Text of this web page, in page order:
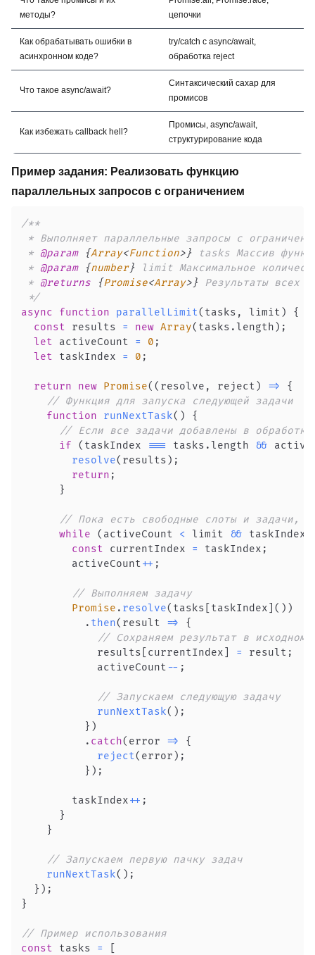
методы?
цепочки
Как обрабатывать ошибки в
асинхронном коде?
try/catch с async/await,
обработка reject
Что такое async/await?
Синтаксический сахар для
промисов
Как избежать callback hell?
Промисы, async/await,
структурирование кода
Пример задания: Реализовать функцию
параллельных запросов с ограничением
* @param {Array<Function> }
tasks
* @param {number}
limit
* @returns {Promise<Array> }
*/
async
function parallelLimit( tasks , limit )
{
const results = new Array( tasks .length ) ;
let activeCount = 0 ;
let taskIndex = 0 ;
return new Promise( ( resolve , reject ) =>
{
// Функция для запуска следующей задачи
function
runNextTask( )
{
// Если все задачи добавлены в
if
( taskIndex === tasks .length &&
resolve( results ) ;
return ;
}
// Пока есть свободные слоты и задачи,
while
( activeCount < limit && taskIndex
const currentIndex = taskIndex ;
        activeCount
++ ;
// Выполняем задачу
Promise . resolve( tasks taskIndex ( ) )
. then( result =>
{
// Сохраняем результат в исходном
            results
currentIndex = result ;
            activeCount
-- ;
// Запускаем следующую задачу
runNextTask( ) ;
} )
. catch( error =>
{
reject( error ) ;
} ) ;
        taskIndex
++ ;
}
}
// Запускаем первую пачку задач
runNextTask( ) ;
} ) ;
}
// Пример использования
const tasks =